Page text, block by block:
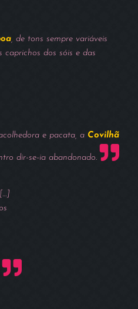
, de tons sempre variáveis
caprichos dos sóis e das
e pacata, a Covilhã
dir-se-ia abandonado.
[…]